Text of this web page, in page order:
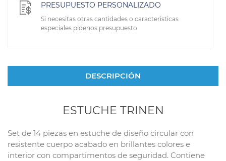
PRESUPUESTO PERSONALIZADO
Si necesitas otras cantidades o caracteristicas
especiales pidenos presupuesto
DESCRIPCIÓN
ESTUCHE TRINEN
Set de 14 piezas en estuche de diseño circular con
resistente cuerpo acabado en brillantes colores e
interior con compartimentos de seguridad. Contiene